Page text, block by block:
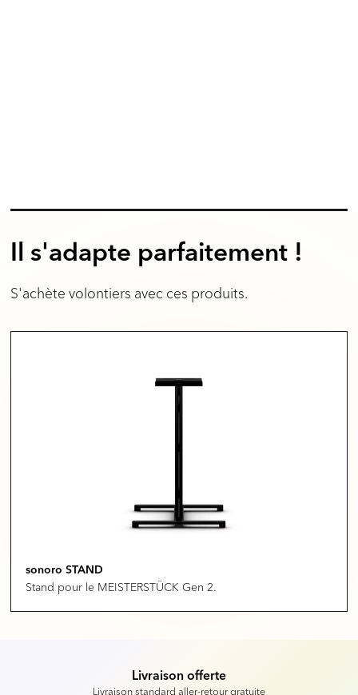
Il s'adapte parfaitement !
S'achète volontiers avec ces produits.
sonoro STAND
Stand pour le MEISTERSTÜCK Gen 2.
Livraison offerte
Livraison standard aller-retour gratuite